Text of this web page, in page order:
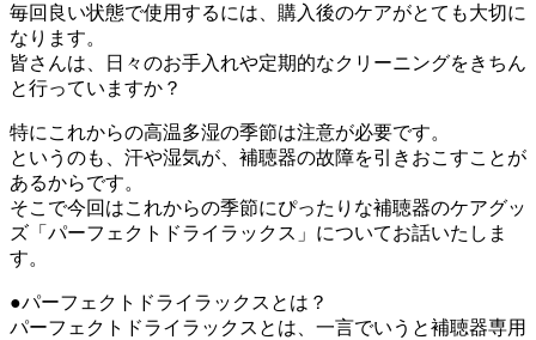
毎回良い状態で使用するには、購入後のケアがとても大切に
なります。
皆さんは、日々のお手入れや定期的なクリーニングをきちん
と行っていますか？
特にこれからの高温多湿の季節は注意が必要です。
というのも、汗や湿気が、補聴器の故障を引きおこすことが
あるからです。
そこで今回はこれからの季節にぴったりな補聴器のケアグッ
ズ「パーフェクトドライラックス」についてお話いたしま
す。
●パーフェクトドライラックスとは？
パーフェクトドライラックスとは、一言でいうと補聴器専用